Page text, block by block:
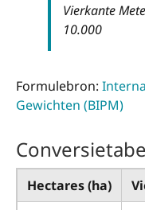
Vierkante
10.000
Formulebron:
Gewichten (BIPM)
Hectares (ha)